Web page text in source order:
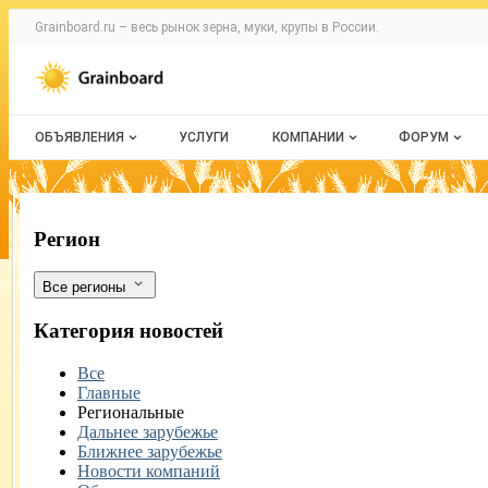
Раздел навигации по сайту
Grainboard.ru – весь рынок зерна, муки, крупы в России.
Авторизация и меню пользователя
Навигация по разделам сайта grainboard.ru
ОБЪЯВЛЕНИЯ
Все объявления
Мои объявления
УСЛУГИ КОМПАНИИ
О каталоге компаний
ФОРУМ
Все темы
В январе-октябре производство
Фильтры
Регион
Все регионы
Категория новостей
Все
Главные
Региональные
Дальнее зарубежье
Ближнее зарубежье
Новости компаний